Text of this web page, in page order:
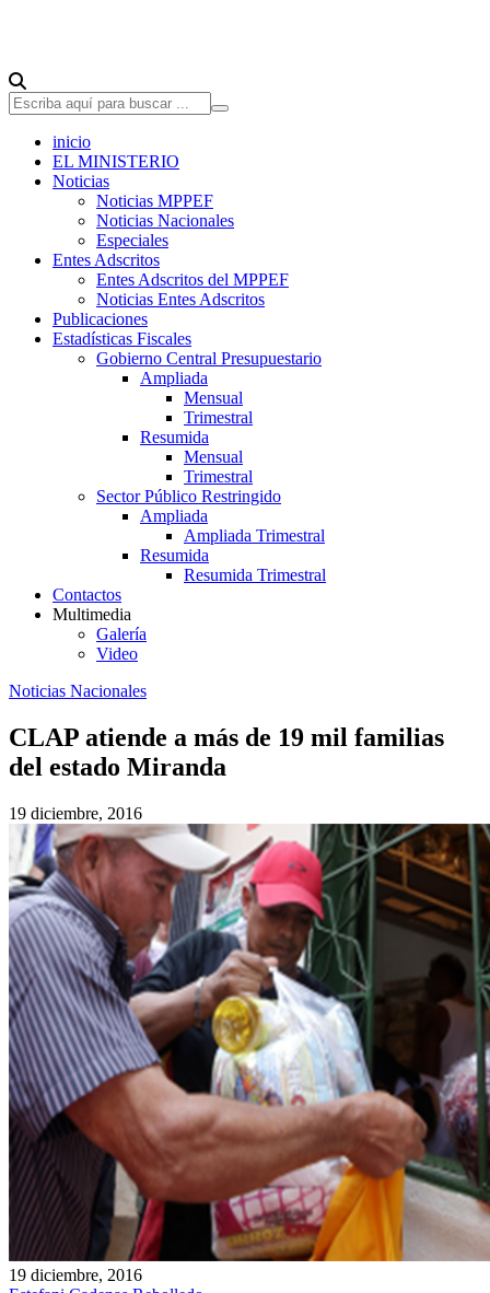
inicio
EL MINISTERIO
Noticias
Noticias MPPEF
Noticias Nacionales
Especiales
Entes Adscritos
Entes Adscritos del MPPEF
Noticias Entes Adscritos
Publicaciones
Estadísticas Fiscales
Gobierno Central Presupuestario
Ampliada
Mensual
Trimestral
Resumida
Mensual
Trimestral
Sector Público Restringido
Ampliada
Ampliada Trimestral
Resumida
Resumida Trimestral
Contactos
Multimedia
Galería
Video
Noticias Nacionales
CLAP atiende a más de 19 mil familias
del estado Miranda
19 diciembre, 2016
19 diciembre, 2016